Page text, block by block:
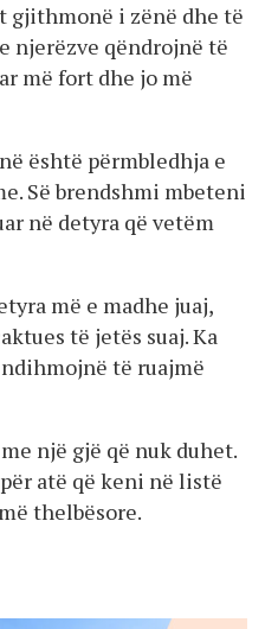
gjithmonë i zënë dhe të
njerëzve qëndrojnë të
më fort dhe jo më
është përmbledhja e
Së brendshmi mbeteni
në detyra që vetëm
më e madhe juaj,
të jetës suaj. Ka
të ruajmë
një gjë që nuk duhet.
atë që keni në listë
thelbësore.